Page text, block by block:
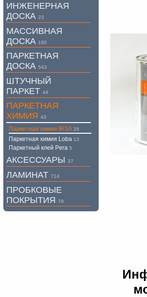
ИНЖЕНЕРНАЯ
ДОСКА 23
МАССИВНАЯ
ДОСКА 180
ПАРКЕТНАЯ
ДОСКА 543
ШТУЧНЫЙ
ПАРКЕТ 44
ПАРКЕТНАЯ
ХИМИЯ 43
Паркетная химия IRSA 25
Паркетная химия Loba 13
Паркетный клей Pera 5
АКСЕССУАРЫ 37
ЛАМИНАТ 714
ПРОБКОВЫЕ
ПОКРЫТИЯ 79